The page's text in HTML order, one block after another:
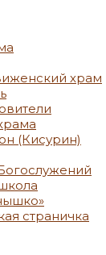
храм
(Кисурин)
страничка